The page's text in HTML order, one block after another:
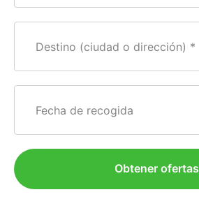
Destino (ciudad o dirección)
Fecha de recogida
Obtener ofertas